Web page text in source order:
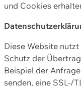
und Cookies
Diese Website
Schutz der
Beispiel der
senden, eine SSL-/